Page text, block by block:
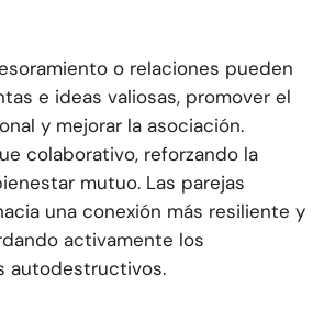
o relaciones pueden
e ideas valiosas, promover el
y mejorar la asociación.
colaborativo, reforzando la
mutuo. Las parejas
una conexión más resiliente y
activamente los
autodestructivos.